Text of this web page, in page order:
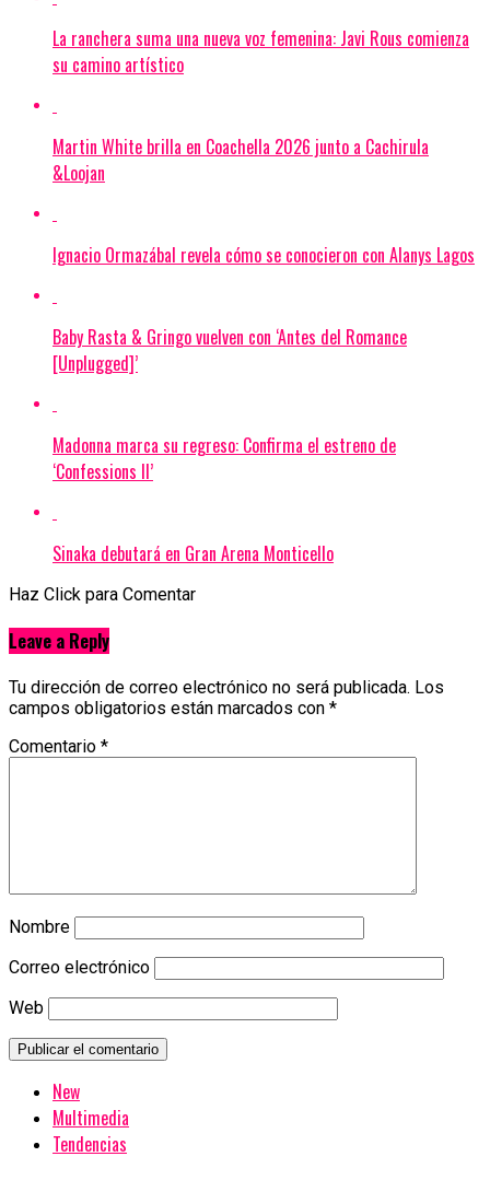
La ranchera suma una nueva voz femenina: Javi Rous comienza
su camino artístico
Martin White brilla en Coachella 2026 junto a Cachirula
&Loojan
Ignacio Ormazábal revela cómo se conocieron con Alanys Lagos
Baby Rasta & Gringo vuelven con ‘Antes del Romance
[Unplugged]’
Madonna marca su regreso: Confirma el estreno de
‘Confessions II’
Sinaka debutará en Gran Arena Monticello
Haz Click para Comentar
Leave a Reply
Tu dirección de correo electrónico no será publicada. Los
campos obligatorios están marcados con *
Comentario *
Nombre
Correo electrónico
Web
New
Multimedia
Tendencias